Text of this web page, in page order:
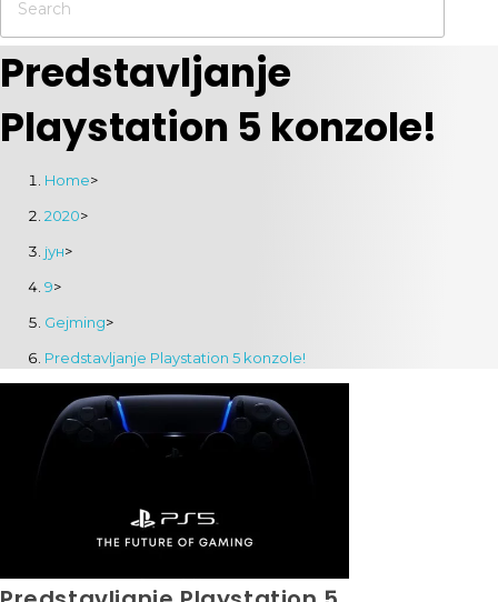
Predstavljanje
Playstation 5 konzole!
Home>
2020>
јун>
9>
Gejming>
Predstavljanje Playstation 5 konzole!